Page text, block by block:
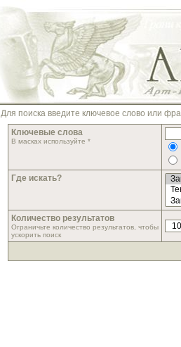
Для поиска введите ключевое слово или
Ключевые слова
В масках используйте *
Где искать?
Количество результатов
Ограничьте количество результатов, чтобы
ускорить поиск